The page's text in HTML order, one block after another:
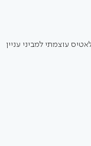
עוצמתי למביני עניין